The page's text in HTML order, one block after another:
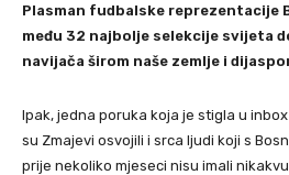
Plasman fudbalske reprezentacije
među 32 najbolje selekcije svijeta
navijača širom naše zemlje i
Ipak, jedna poruka koja je stigla u
su Zmajevi osvojili i srca ljudi koji s
prije nekoliko mjeseci nisu imali